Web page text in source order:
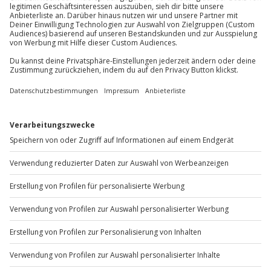
Mo-Fr: 8-20 Uhr | Sa: 10-16 Uhr
Du möchtest als Firma bestellen?
Mo-Fr: 9-17 Uhr
b2b@jochen-schweizer.de
www.b2b.jochen-schweizer.de/
Artikelnummer: 33173
Andere Produkte entdecken